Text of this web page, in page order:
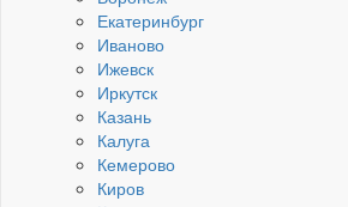
Екатеринбург
Иваново
Ижевск
Иркутск
Казань
Калуга
Кемерово
Киров